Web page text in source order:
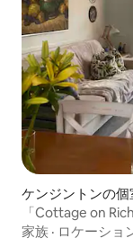
ケンジントンの個
「Cottage on
ります
家族 · ロケーショ